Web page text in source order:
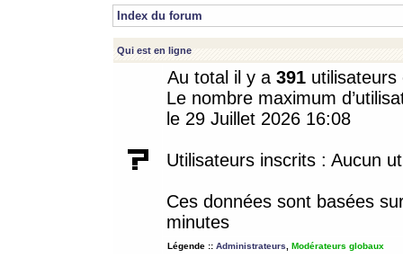
Index du forum
Qui est en ligne
Au total il y a 391
Le nombre maximum
le 29 Juillet 2026 16:08
Utilisateurs inscrits : Aucun
Ces données sont basées
minutes
Légende :: Administrateurs Modérateurs globaux